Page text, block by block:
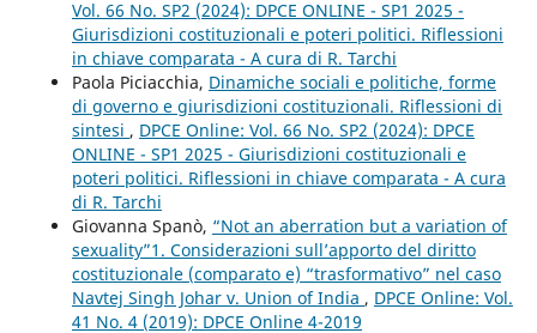
Vol. 66 No. SP2 (2024): DPCE ONLINE - SP1 2025 -
Giurisdizioni costituzionali e poteri politici. Riflessioni
in chiave comparata - A cura di R. Tarchi
Paola Piciacchia, Dinamiche sociali e politiche, forme
di governo e giurisdizioni costituzionali. Riflessioni di
sintesi , DPCE Online: Vol. 66 No. SP2 (2024): DPCE
ONLINE - SP1 2025 - Giurisdizioni costituzionali e
poteri politici. Riflessioni in chiave comparata - A cura
di R. Tarchi
Giovanna Spanò, “Not an aberration but a variation of
sexuality”1. Considerazioni sull’apporto del diritto
costituzionale (comparato e) “trasformativo” nel caso
Navtej Singh Johar v. Union of India , DPCE Online: Vol.
41 No. 4 (2019): DPCE Online 4-2019